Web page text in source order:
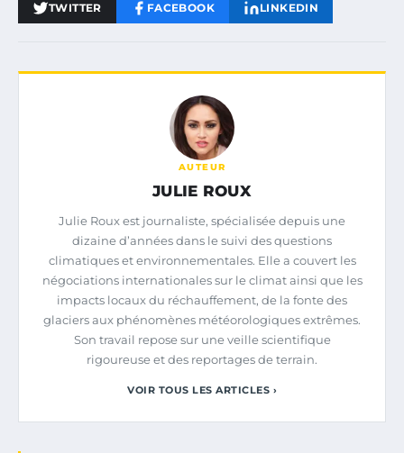
TWITTER FACEBOOK LINKEDIN
AUTEUR
JULIE ROUX
Julie Roux est journaliste, spécialisée depuis une
dizaine d’années dans le suivi des questions
climatiques et environnementales. Elle a couvert les
négociations internationales sur le climat ainsi que les
impacts locaux du réchauffement, de la fonte des
glaciers aux phénomènes météorologiques extrêmes.
Son travail repose sur une veille scientifique
rigoureuse et des reportages de terrain.
VOIR TOUS LES ARTICLES ›